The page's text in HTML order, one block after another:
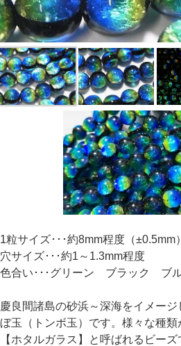
1粒サイズ･･･約8mm程度（±0.5mm）
穴サイズ･･･約1～1.3mm程度
色合い･･･グリーン ブラック ブ
慶良間諸島の砂浜～深海をイメー
ぼ玉（トンボ玉）です。様々な種
【ホタルガラス】と呼ばれるビー